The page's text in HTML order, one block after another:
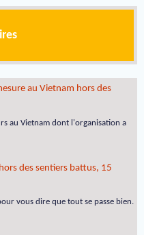
au Vietnam hors des
au Vietnam dont l'organisation a
des sentiers battus, 15
vous dire que tout se passe bien.